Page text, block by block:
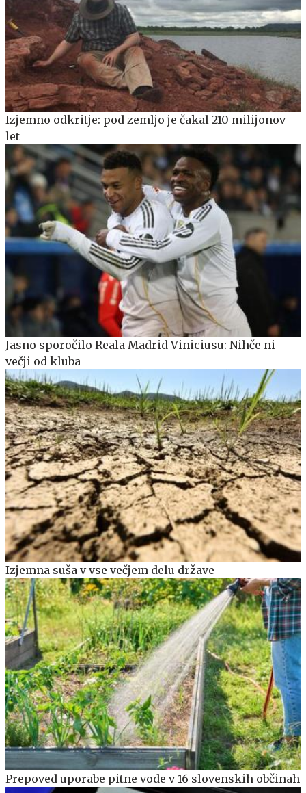
Izjemno odkritje: pod zemljo je čakal 210 milijonov
let
Jasno sporočilo Reala Madrid Viniciusu: Nihče ni
večji od kluba
Izjemna suša v vse večjem delu države
Prepoved uporabe pitne vode v 16 slovenskih občinah